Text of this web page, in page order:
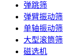
弹跳筛
弹臂振动筛
单轴振动筛
大型滚筒筛
磁选机